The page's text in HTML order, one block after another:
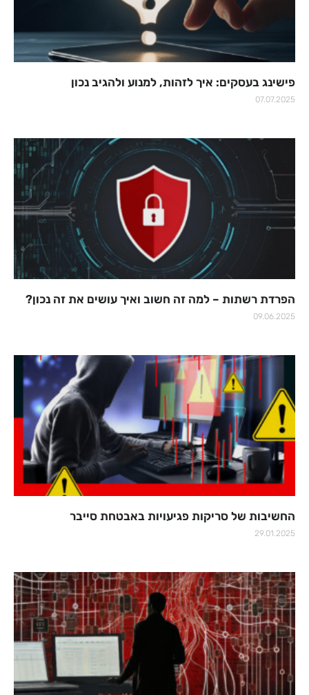
פישינג בעסקים: איך לזהות, למנוע ולהגיב נכון
07.07.2025
הפרדת רשתות – למה זה חשוב ואיך עושים את זה נכון?
09.06.2025
החשיבות של סריקות פגיעויות באבטחת סייבר
29.01.2025